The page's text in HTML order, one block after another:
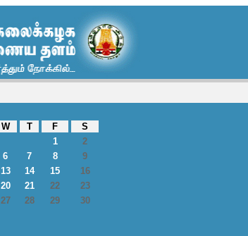
W T F
S
1
2
6 7 8
9
13 14 15
16
20 21 22
23
27 28 29
30